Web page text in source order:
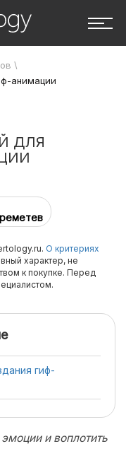
\
анимации
ДЛЯ
О критериях
характер, не
к покупке. Перед
гиф-
и воплотить